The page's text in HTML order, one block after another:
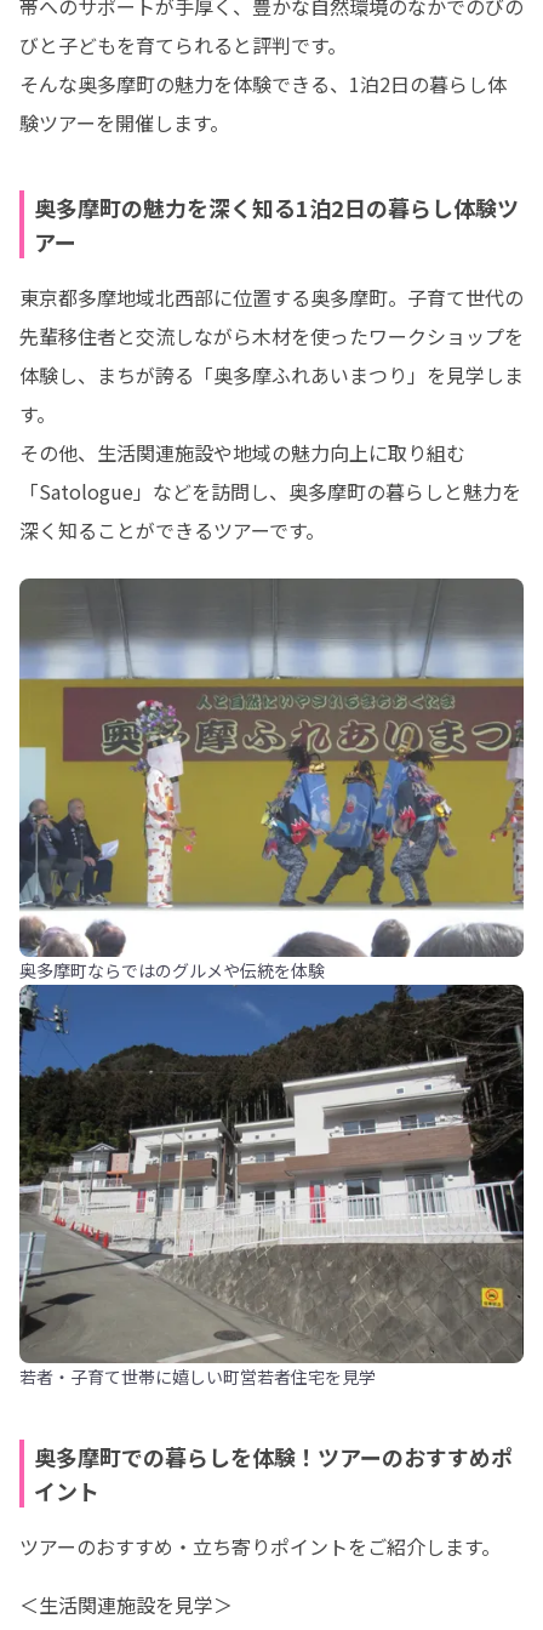
帯へのサポートが手厚く、豊かな自然環境のなかでのびの
びと子どもを育てられると評判です。
そんな奥多摩町の魅力を体験できる、1泊2日の暮らし体
験ツアーを開催します。
奥多摩町の魅力を深く知る1泊2日の暮らし体験ツ
アー
東京都多摩地域北西部に位置する奥多摩町。子育て世代の
先輩移住者と交流しながら木材を使ったワークショップを
体験し、まちが誇る「奥多摩ふれあいまつり」を見学しま
す。
その他、生活関連施設や地域の魅力向上に取り組む
「Satologue」などを訪問し、奥多摩町の暮らしと魅力を
深く知ることができるツアーです。
奥多摩町ならではのグルメや伝統を体験
若者・子育て世帯に嬉しい町営若者住宅を見学
奥多摩町での暮らしを体験！ツアーのおすすめポ
イント
ツアーのおすすめ・立ち寄りポイントをご紹介します。
＜生活関連施設を見学＞